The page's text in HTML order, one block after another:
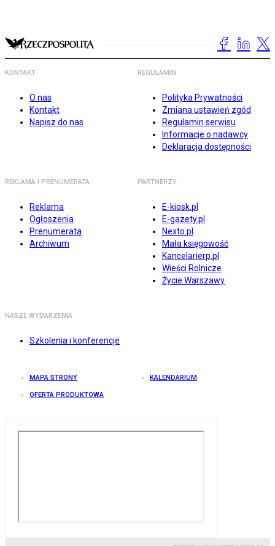
KONTAKT
O nas
Kontakt
Napisz do nas
REGULAMIN
Polityka Prywatności
Zmiana ustawień zgód
Regulamin serwisu
Informacje o nadawcy
Deklaracja dostępności
REKLAMA I PRENUMERATA
Reklama
Ogłoszenia
Prenumerata
Archiwum
PARTNERZY
E-kiosk.pl
E-gazety.pl
Nexto.pl
Mała księgowość
Kancelarierp.pl
Wieści Rolnicze
Życie Warszawy
NASZE WYDARZENIA
Szkolenia i konferencje
MAPA STRONY KALENDARIUM
OFERTA PRODUKTOWA